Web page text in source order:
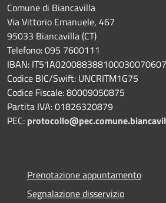
Comune di Biancavilla
Via Vittorio Emanuele, 467
95033 Biancavilla (CT)
Telefono: 095 7600111
IBAN:
Codice BIC/Swift: UNCRITM1G75
Codice Fiscale: 80009050875
Partita IVA: 01826320879
PEC:
Prenotazione appuntamento
Segnalazione disservizio